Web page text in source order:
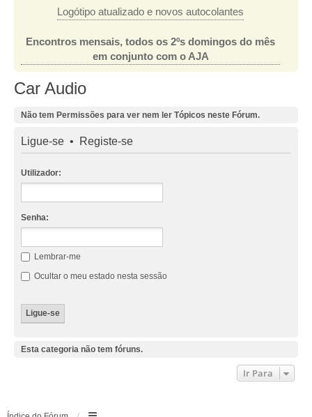
Logótipo atualizado e novos autocolantes
Encontros mensais, todos os 2ºs domingos do mês
em conjunto com o AJA
Car Audio
Não tem Permissões para ver nem ler Tópicos neste Fórum.
Ligue-se • Registe-se
Utilizador:
Senha:
Lembrar-me
Ocultar o meu estado nesta sessão
Esta categoria não tem fóruns.
Ir Para